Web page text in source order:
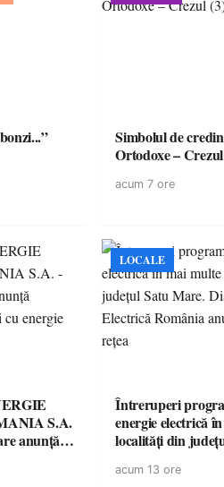
Simbolul de
Ortodoxe –
acum 7 ore
S.A.
anunţă
LOCALE
Întreruperi
energie electrică
localități din
România anunță
acum 13 ore